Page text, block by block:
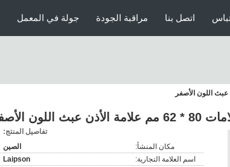
جولة في المعمل مراقبة الجودة اتصل بنا
الأصفر
تفاصيل المنتج:
مكان المنشأ:
الصين
اسم العلامة التجارية:
Laipson